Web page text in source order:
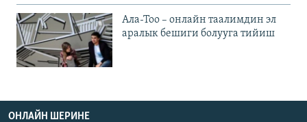
Ала-Тоо – онлайн таалимдин эл
аралык бешиги болууга тийиш
ОНЛАЙН ШЕРИНЕ